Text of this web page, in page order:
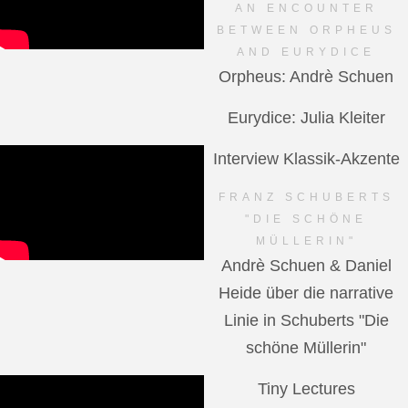
AN ENCOUNTER
BETWEEN ORPHEUS
AND EURYDICE
Orpheus: Andrè Schuen
Eurydice: Julia Kleiter
Interview Klassik-Akzente
FRANZ SCHUBERTS
"DIE SCHÖNE
MÜLLERIN"
Andrè Schuen & Daniel
Heide über die narrative
Linie in Schuberts "Die
schöne Müllerin"
Tiny Lectures